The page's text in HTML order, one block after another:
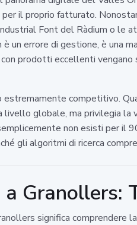
il proprio fatturato.
Font del Ràdium o le
un errore di gestione, è una
prodotti eccellenti
competitivo.
globale, ma privilegia la
non esisti per
gli algoritmi di ricerca
a
significa comprendere